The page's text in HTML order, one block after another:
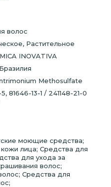
волос
Растительное
INOVATIVA
Бразилия
Methosulfate
81646-13-1 / 241148-21-0
моющие средства;
лица; Средства для
для ухода за
волос;
Средства для